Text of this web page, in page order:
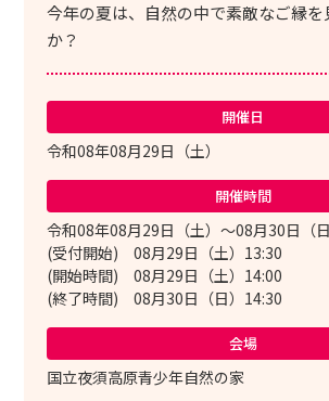
今年の夏は、自然の中で素敵なご縁
か？
開催日
令和08年08月29日（土）
開催時間
令和08年08月29日（土）～08月30日（
(受付開始) 08月29日（土）13:30
(開始時間) 08月29日（土）14:00
(終了時間) 08月30日（日）14:30
会場
国立夜須高原青少年自然の家